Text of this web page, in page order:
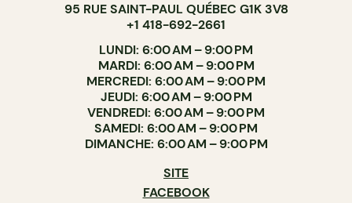
95 RUE SAINT-PAUL QUÉBEC G1K 3V8
+1 418-692-2661
LUNDI: 6:00 AM – 9:00 PM
MARDI: 6:00 AM – 9:00 PM
MERCREDI: 6:00 AM – 9:00 PM
JEUDI: 6:00 AM – 9:00 PM
VENDREDI: 6:00 AM – 9:00 PM
SAMEDI: 6:00 AM – 9:00 PM
DIMANCHE: 6:00 AM – 9:00 PM
SITE
FACEBOOK